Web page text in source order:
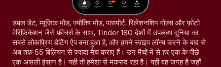
डबल डेट, म्यूज़िक मोड, ज्योतिष मोड, पासपोर्ट, रिलेशनशिप गोल्स और फ़ोटो
वेरिफ़िकेशन जैसे फ़ीचर्स के साथ, Tinder 190 देशों में उपलब्ध दुनिया का
सबसे लोकप्रिय डेटिंग ऐप बना हुआ है, और हमने स्वाइप लॉन्च करने के बाद से
अब तक 55 बिलियन से ज़्यादा मैच कराए हैं। उन मैचों में से हर एक के पीछे
एक असली इंसान है। यही तो हमेशा से मकसद रहा है। यही वह जगह है जहाँ